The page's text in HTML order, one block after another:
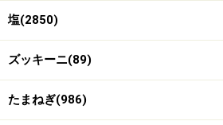
塩(2850)
ズッキーニ(89)
たまねぎ(986)